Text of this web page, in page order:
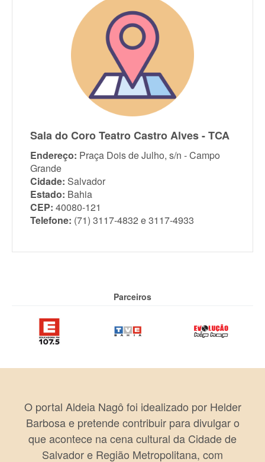
Sala do Coro Teatro Castro Alves - TCA
Endereço: Praça Dois de Julho, s/n - Campo
Grande
Cidade: Salvador
Estado: Bahia
CEP: 40080-121
Telefone: (71) 3117-4832 e 3117-4933
Parceiros
O portal Aldeia Nagô foi idealizado por Helder
Barbosa e pretende contribuir para divulgar o
que acontece na cena cultural da Cidade de
Salvador e Região Metropolitana, com